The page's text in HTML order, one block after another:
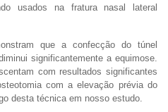
usados na fratura nasal lateral
que a confecção do túnel
significantemente a equimose.
com resultados significantes
com a elevação prévia do
desta técnica em nosso estudo.